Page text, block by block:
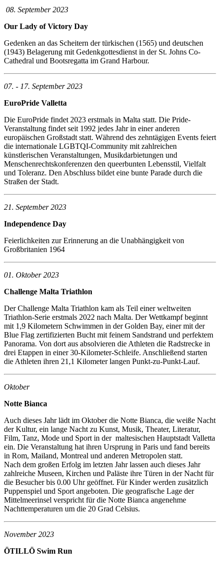
08. September 2023
Our Lady of Victory Day
Gedenken an das Scheitern der türkischen (1565) und deutschen
(1943) Belagerung mit Gedenkgottesdienst in der St. Johns Co-
Cathedral und Bootsregatta im Grand Harbour.
07. - 17. September 2023
EuroPride Valletta
Die EuroPride findet 2023 erstmals in Malta statt. Die Pride-
Veranstaltung findet seit 1992 jedes Jahr in einer anderen
europäischen Großstadt statt. Während des zehntägigen Events feiert
die internationale LGBTQI-Community mit zahlreichen
künstlerischen Veranstaltungen, Musikdarbietungen und
Menschenrechtskonferenzen den queerbunten Lebensstil, Vielfalt
und Toleranz. Den Abschluss bildet eine bunte Parade durch die
Straßen der Stadt.
21. September 2023
Independence Day
Feierlichkeiten zur Erinnerung an die Unabhängigkeit von
Großbritanien 1964
01. Oktober 2023
Challenge Malta Triathlon
Der Challenge Malta Triathlon kam als Teil einer weltweiten
Triathlon-Serie erstmals 2022 nach Malta. Der Wettkampf beginnt
mit 1,9 Kilometern Schwimmen in der Golden Bay, einer mit der
Blue Flag zertifizierten Bucht mit feinem Sandstrand und perfektem
Panorama. Von dort aus absolvieren die Athleten die Radstrecke in
drei Etappen in einer 30-Kilometer-Schleife. Anschließend starten
die Athleten ihren 21,1 Kilometer langen Punkt-zu-Punkt-Lauf.
Oktober
Notte Bianca
Auch dieses Jahr lädt im Oktober die Notte Bianca, die weiße Nacht
der Kultur, ein lange Nacht zu Kunst, Musik, Theater, Literatur,
Film, Tanz, Mode und Sport in der maltesischen Hauptstadt Valletta
ein. Die Veranstaltung hat ihren Ursprung in Paris und fand bereits
in Rom, Mailand, Montreal und anderen Metropolen statt.
Nach dem großen Erfolg im letzten Jahr lassen auch dieses Jahr
zahlreiche Museen, Kirchen und Paläste ihre Türen in der Nacht für
die Besucher bis 0.00 Uhr geöffnet. Für Kinder werden zusätzlich
Puppenspiel und Sport angeboten. Die geografische Lage der
Mittelmeerinsel verspricht für die Notte Bianca angenehme
Nachttemperaturen um die 20 Grad Celsius.
November 2023
ÖTILLÖ Swim Run